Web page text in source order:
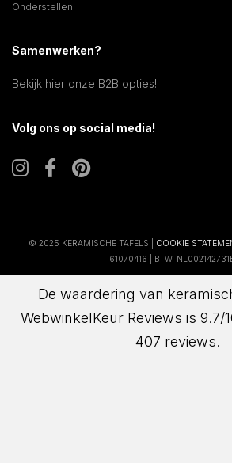
Onderstellen
Samenwerken?
Bekijk hier onze B2B opties!
Volg ons op social media!
© 2025 KERAMISCHE TAFELS | COOKIE
61070416 | BTW:
De waardering van
WebwinkelKeur Reviews is 9.7/
407 reviews.